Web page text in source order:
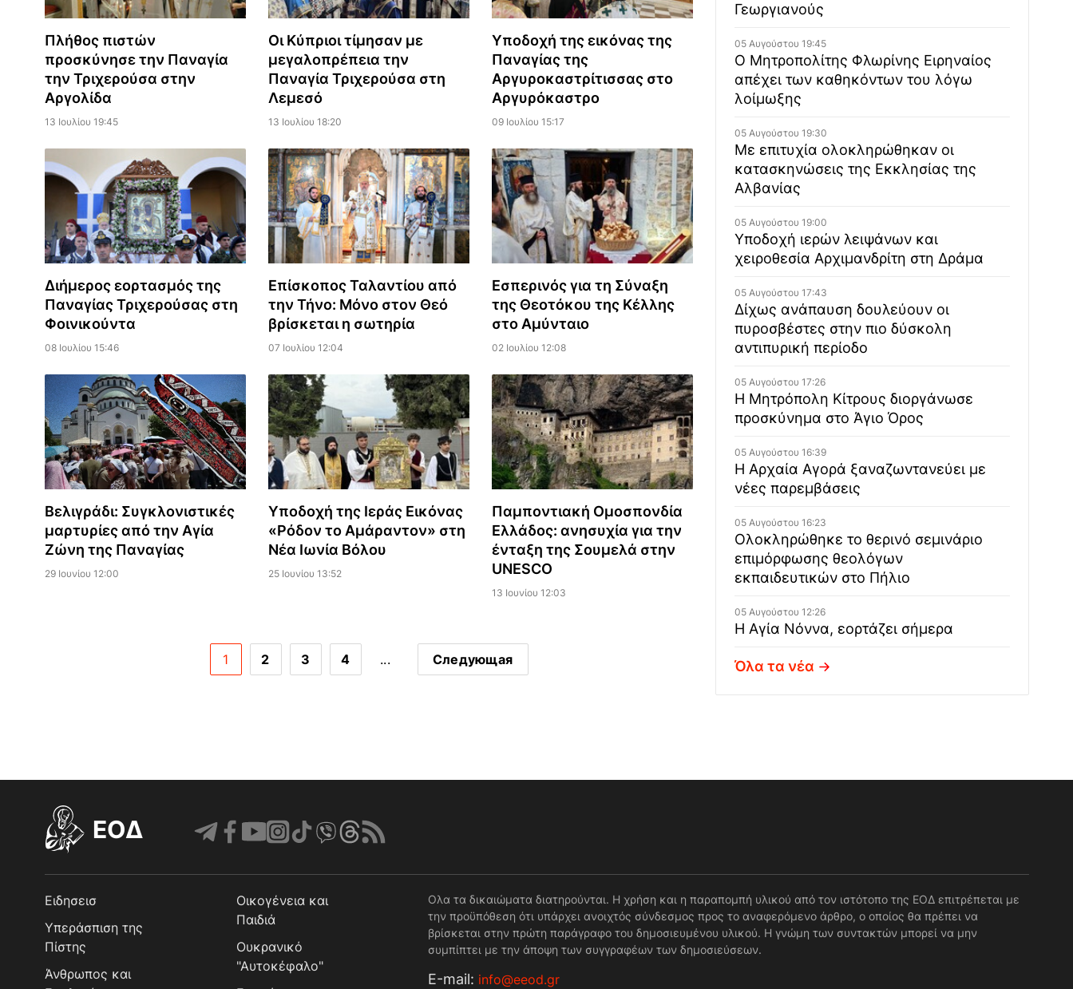
Πλήθος πιστών
προσκύνησε την Παναγία
την Τριχερούσα στην
Αργολίδα
13 Ιουλίου 19:45
Οι Κύπριοι τίμησαν με
μεγαλοπρέπεια την
Παναγία Τριχερούσα στη
Λεμεσό
13 Ιουλίου 18:20
Υποδοχή της εικόνας της
Παναγίας της
Αργυροκαστρίτισσας στο
Αργυρόκαστρο
09 Ιουλίου 15:17
Διήμερος εορτασμός της
Παναγίας Τριχερούσας στη
Φοινικούντα
08 Ιουλίου 15:46
Επίσκοπος Ταλαντίου από
την Τήνο: Μόνο στον Θεό
βρίσκεται η σωτηρία
07 Ιουλίου 12:04
Εσπερινός για τη Σύναξη
της Θεοτόκου της Κέλλης
στο Αμύνταιο
02 Ιουλίου 12:08
Βελιγράδι: Συγκλονιστικές
μαρτυρίες από την Αγία
Ζώνη της Παναγίας
29 Ιουνίου 12:00
Υποδοχή της Ιεράς Εικόνας
«Ρόδον το Αμάραντον» στη
Νέα Ιωνία Βόλου
25 Ιουνίου 13:52
Παμποντιακή Ομοσπονδία
Ελλάδος: ανησυχία για την
ένταξη της Σουμελά στην
UNESCO
13 Ιουνίου 12:03
1 2 3 4 ... Следующая
Γεωργιανούς
05 Αυγούστου 19:45
Ο Μητροπολίτης Φλωρίνης Ειρηναίος
απέχει των καθηκόντων του λόγω
λοίμωξης
05 Αυγούστου 19:30
Με επιτυχία ολοκληρώθηκαν οι
κατασκηνώσεις της Εκκλησίας της
Αλβανίας
05 Αυγούστου 19:00
Υποδοχή ιερών λειψάνων και
χειροθεσία Αρχιμανδρίτη στη Δράμα
05 Αυγούστου 17:43
Δίχως ανάπαυση δουλεύουν οι
πυροσβέστες στην πιο δύσκολη
αντιπυρική περίοδο
05 Αυγούστου 17:26
Η Μητρόπολη Κίτρους διοργάνωσε
προσκύνημα στο Άγιο Όρος
05 Αυγούστου 16:39
Η Αρχαία Αγορά ξαναζωντανεύει με
νέες παρεμβάσεις
05 Αυγούστου 16:23
Ολοκληρώθηκε το θερινό σεμινάριο
επιμόρφωσης θεολόγων
εκπαιδευτικών στο Πήλιο
05 Αυγούστου 12:26
Η Αγία Νόννα, εορτάζει σήμερα
Όλα τα νέα
EOΔ
Ειδησεισ
Υπεράσπιση της
Πίστης
Άνθρωπος και
Οικογένεια και
Παιδιά
Ουκρανικό
"Αυτοκέφαλο"
Ολα τα δικαιώματα διατηρούνται. Η χρήση και η παραπομπή υλικού από τον ιστότοπο της ΕΟΔ επιτρέπεται με
την προϋπόθεση ότι υπάρχει ανοιχτός σύνδεσμος προς το αναφερόμενο άρθρο, ο οποίος θα πρέπει να
βρίσκεται στην πρώτη παράγραφο του δημοσιευμένου υλικού. Η γνώμη των συντακτών μπορεί να μην
συμπίπτει με την άποψη των συγγραφέων των δημοσιεύσεων.
Е-mail: info@eeod.gr